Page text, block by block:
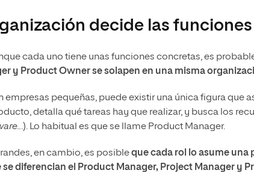
decide las funciones
cada uno tiene unas funciones concretas, es
y Product Owner se solapen en una misma
empresas pequeñas, puede existir una única figura que
detalla qué tareas hay que realizar, y busca los
.). Lo habitual es que se llame Product Manager.
en cambio, es posibleque cada rol lo asume una
se diferencian el Product Manager, Project Manager y